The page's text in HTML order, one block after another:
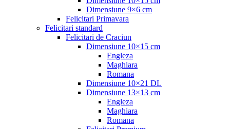
Dimensiune 9×6 cm
Felicitari Primavara
Felicitari standard
Felicitari de Craciun
Dimensiune 10×15 cm
Engleza
Maghiara
Romana
Dimensiune 10×21 DL
Dimensiune 13×13 cm
Engleza
Maghiara
Romana